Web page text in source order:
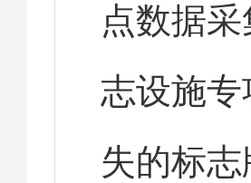
点数据
志设施
失的标